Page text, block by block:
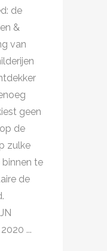
de
&
van
geen
de
zulke
te
de
...